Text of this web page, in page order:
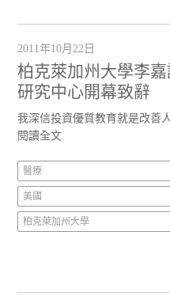
2011年10月22日
柏克萊加州大學李
研究中心開幕致辭
我深信投資優質教育就是改善
閱讀全文
醫療
美國
柏克萊加州大學